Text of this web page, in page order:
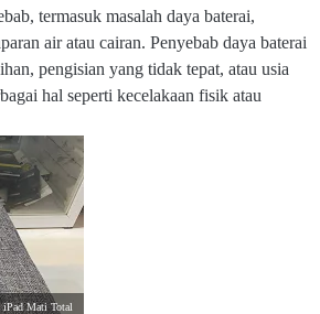
termasuk masalah daya baterai,
air atau cairan. Penyebab daya baterai
pengisian yang tidak tepat, atau usia
hal seperti kecelakaan fisik atau
iPad Mati Total